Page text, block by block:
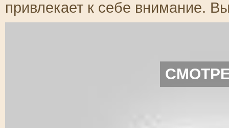
привлекает к себе внимание.